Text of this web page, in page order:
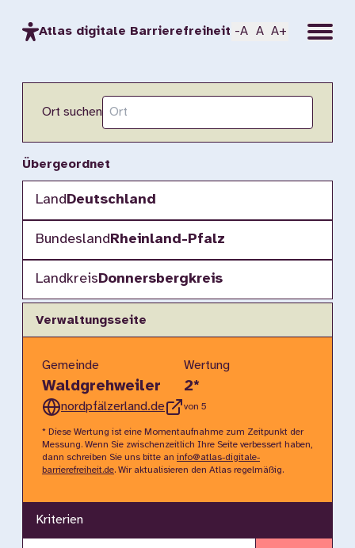
Atlas digitale Barrierefreiheit -A A A+ Menu
Ort suchen
Übergeordnet
LandDeutschland
BundeslandRheinland-Pfalz
LandkreisDonnersbergkreis
Verwaltungsseite
Gemeinde
Waldgrehweiler
nordpfälzerland.de
Wertung
2*
von 5
* Diese Wertung ist eine Momentaufnahme zum Zeitpunkt der
Messung. Wenn Sie zwischenzeitlich Ihre Seite verbessert haben,
dann schreiben Sie uns bitte an info@atlas-digitale-
barrierefreiheit.de. Wir aktualisieren den Atlas regelmäßig.
Kriterien